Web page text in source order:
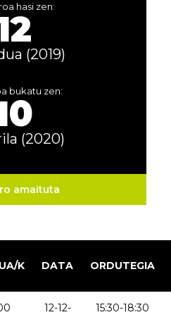
hasi zen:
(2019)
bukatu zen:
(2020)
amaituta
K DATA ORDUTEGIA
12-12-
15:30-18:30